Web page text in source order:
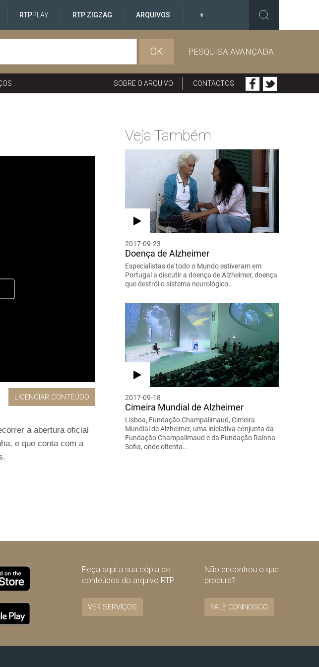
RTPPLAY RTP ZIGZAG ARQUIVOS +
OK PESQUISA AVANÇADA
SOBRE O ARQUIVO CONTACTOS
LICENCIAR CONTEÚDO
a abertura oficial
e que conta com a
Veja Também
2017-09-23
Doença de Alzheimer
Especialistas de todo o Mundo estiveram em
Portugal a discutir a doença de Alzheimer, doença
que destrói o sistema neurológico…
2017-09-18
Cimeira Mundial de Alzheimer
Lisboa, Fundação Champalimaud, Cimeira
Mundial de Alzheimer, uma iniciativa conjunta da
Fundação Champalimaud e da Fundação Rainha
Sofia, onde oitenta…
Peça aqui a sua cópia de
conteúdos do arquivo RTP
VER SERVIÇOS
Não encontrou o que
procura?
FALE CONNOSCO